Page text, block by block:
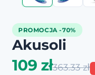
PROMOCJA -70%
Akusoli
109 zł363.33 zł